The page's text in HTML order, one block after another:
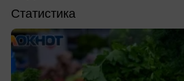
Статистика